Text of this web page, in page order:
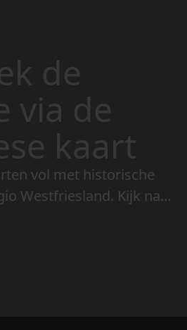
de
via de
kaart
vol met historische
Westfriesland. Kijk naar